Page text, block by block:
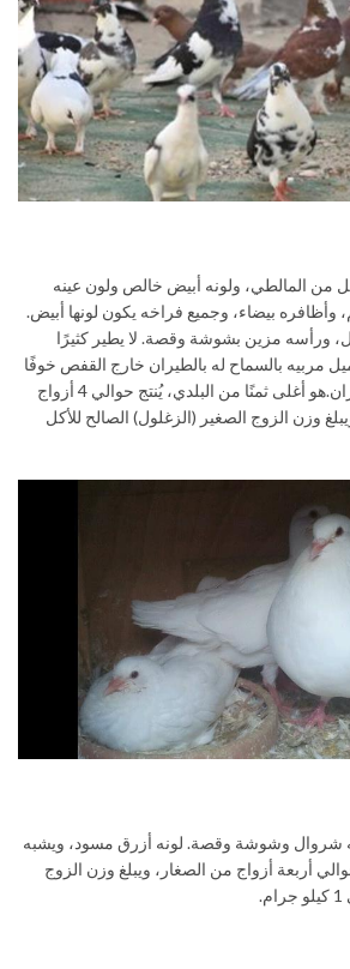
من المالطي، ولونه أبيض خالص ولون عينه
وأظافره بيضاء، وجميع فراخه يكون لونها أبيض.
ورأسه مزين بشوشة وقصة. لا يطير كثيرًا
مربيه بالسماح له بالطيران خارج القفص خوفًا
من عدم قدرته على الطيران.هو أغلى ثمنًا من البلدي، يُنتج حوالي 4 أزواج
وزن الزوج الصغير (الزغلول) الصالح للأكل
شروال وشوشة وقصة. لونه أزرق مسود، ويشبه
أربعة أزواج من الصغار، ويبلغ وزن الزوج